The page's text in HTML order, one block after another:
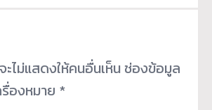
ไม่แสดงให้คนอื่นเห็น ช่องข้อมูล
องหมาย *